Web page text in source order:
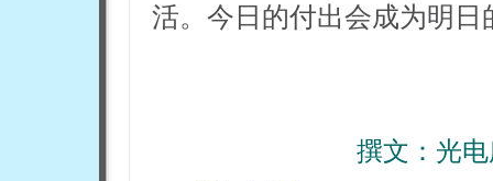
活。今日的付出会成为明日
撰文： 光